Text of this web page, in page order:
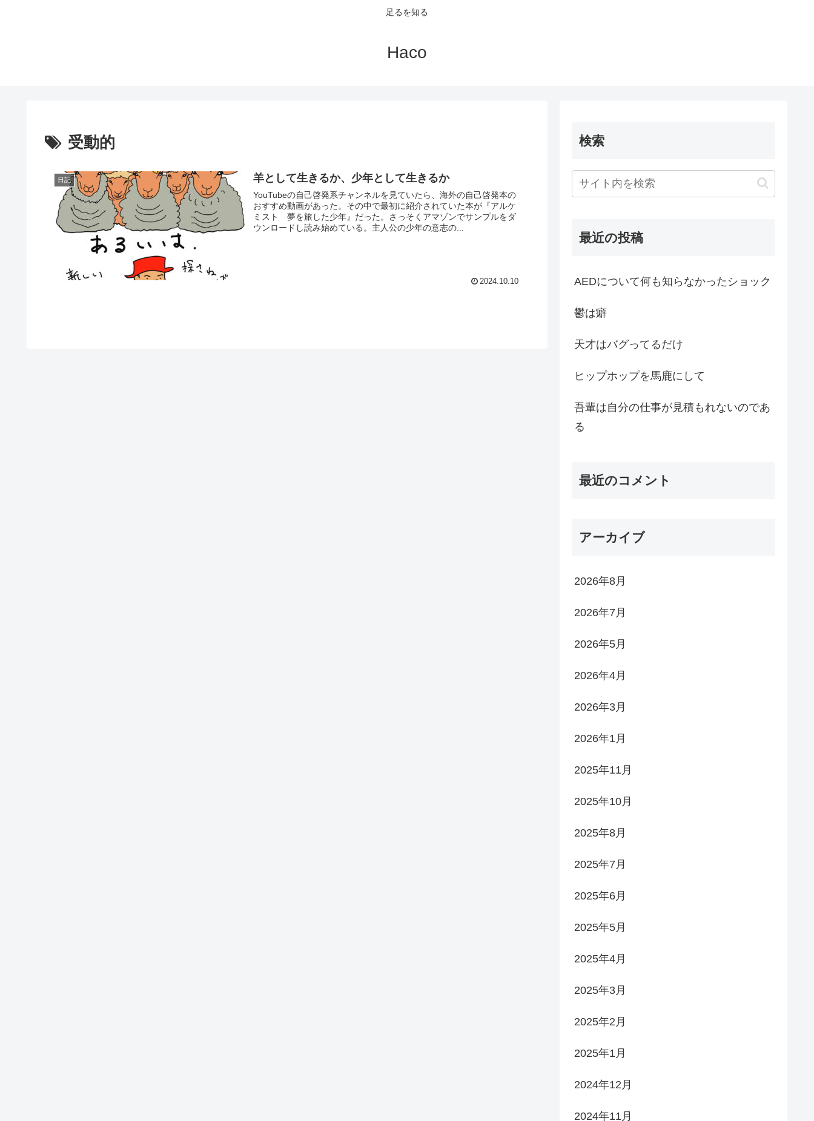
足るを知る
Haco
受動的
日記 羊として生きるか、少年として生きるか
YouTubeの自己啓発系チャンネルを見ていたら、海外の自己啓発本の
おすすめ動画があった。その中で最初に紹介されていた本が『アルケ
ミスト 夢を旅した少年』だった。さっそくアマゾンでサンプルをダ
ウンロードし読み始めている。主人公の少年の意志の...
2024.10.10
検索
最近の投稿
AEDについて何も知らなかったショック
鬱は癖
天才はバグってるだけ
ヒップホップを馬鹿にして
吾輩は自分の仕事が見積もれないのであ
る
最近のコメント
アーカイブ
2026年8月
2026年7月
2026年5月
2026年4月
2026年3月
2026年1月
2025年11月
2025年10月
2025年8月
2025年7月
2025年6月
2025年5月
2025年4月
2025年3月
2025年2月
2025年1月
2024年12月
2024年11月